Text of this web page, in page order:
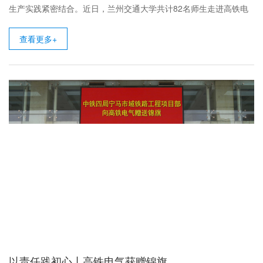
生产实践紧密结合。近日，兰州交通大学共计82名师生走进高铁电
查看更多+